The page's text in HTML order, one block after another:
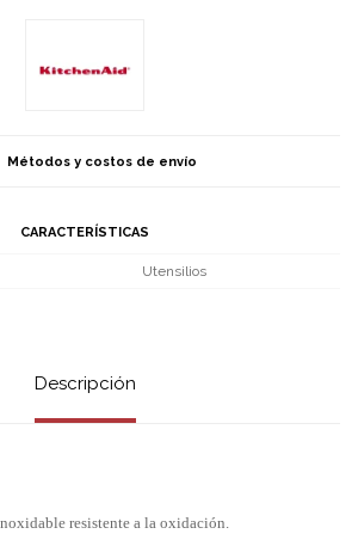
Métodos y costos de envío
CARACTERÍSTICAS
Utensilios
Descripción
resistente a la oxidación.